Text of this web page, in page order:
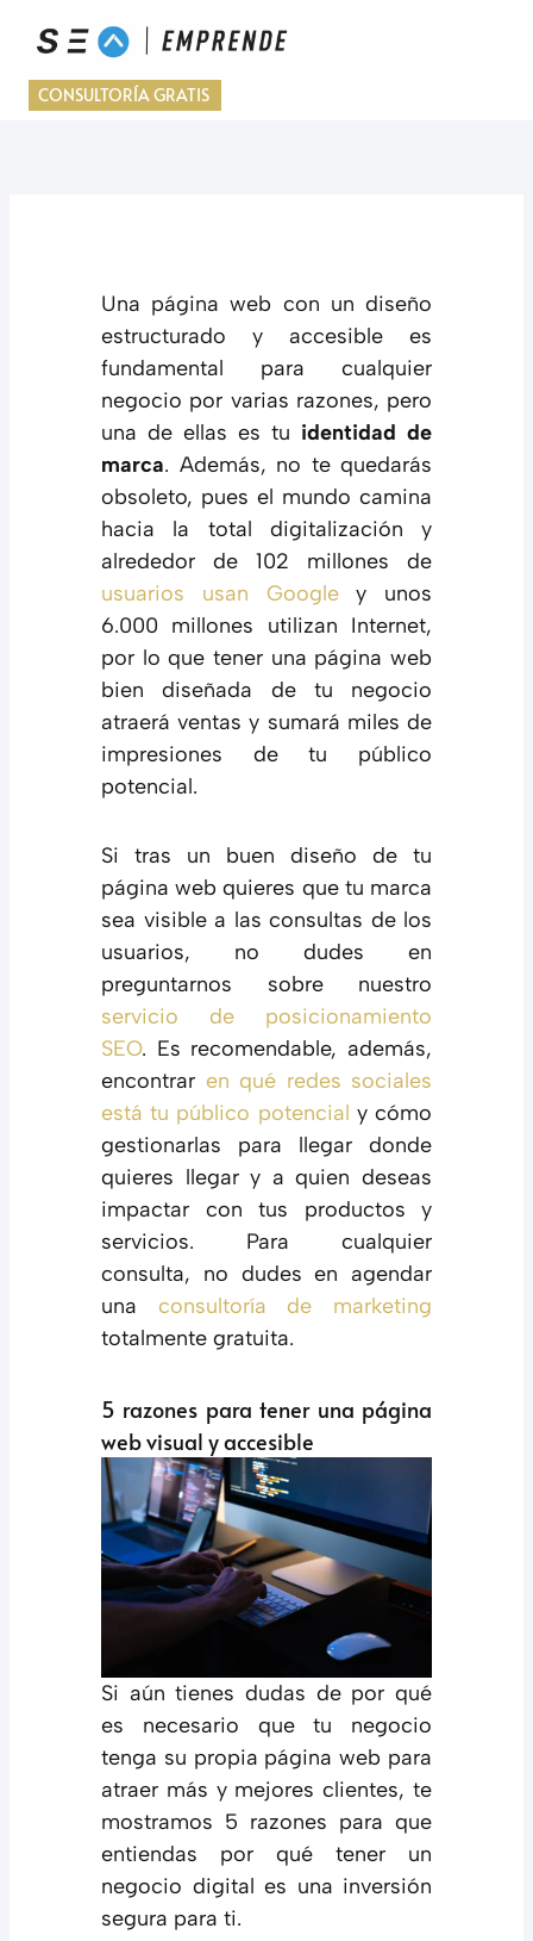
CONSULTORÍA GRATIS
Una página web con un diseño
estructurado y accesible es
fundamental para cualquier
negocio por varias razones, pero
una de ellas es tu identidad de
marca. Además, no te quedarás
obsoleto, pues el mundo camina
hacia la total digitalización y
alrededor de 102 millones de
usuarios usan Googley unos
6.000 millones utilizan Internet,
por lo que tener una página web
bien diseñada de tu negocio
atraerá ventas y sumará miles de
impresiones de tu público
potencial.
Si tras un buen diseño de tu
página web quieres que tu marca
sea visible a las consultas de los
usuarios, no dudes en
preguntarnos sobre nuestro
servicio de posicionamiento
SEO. Es recomendable, además,
encontrar en qué redes sociales
está tu público potencial y cómo
gestionarlas para llegar donde
quieres llegar y a quien deseas
impactar con tus productos y
servicios. Para cualquier
consulta, no dudes en agendar
una consultoría de marketing
totalmente gratuita.
5 razones para tener una página
web visual y accesible
Si aún tienes dudas de por qué
es necesario que tu negocio
tenga su propia página web para
atraer más y mejores clientes, te
mostramos 5 razones para que
entiendas por qué tener un
negocio digital es una inversión
segura para ti.